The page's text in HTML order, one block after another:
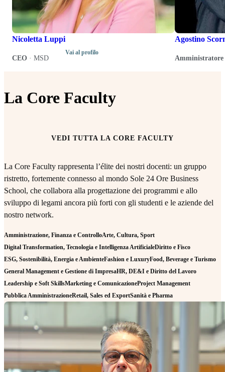
Nicoletta Luppi
CEO · MSD
Vai al profilo
Agostino
Amministratore
La Core Faculty
VEDI TUTTA LA CORE FACULTY
La Core Faculty rappresenta l’élite dei nostri docenti: un gruppo
ristretto, fortemente connesso al mondo Sole 24 Ore Business
School, che collabora alla progettazione dei programmi e allo
sviluppo di legami ancora più forti con gli studenti e le aziende del
nostro network.
Amministrazione, Finanza e ControlloArte, Cultura, Sport
Digital Transformation, Tecnologia e Intelligenza ArtificialeDiritto e Fisco
ESG, Sostenibilità, Energia e AmbienteFashion e LuxuryFood, Beverage e Turismo
General Management e Gestione di ImpresaHR, DE&I e Diritto del Lavoro
Leadership e Soft SkillsMarketing e ComunicazioneProject Management
Pubblica AmministrazioneRetail, Sales ed ExportSanità e Pharma